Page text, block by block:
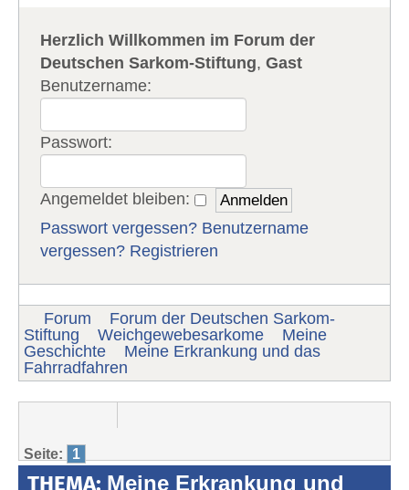
Herzlich Willkommen im Forum der
Deutschen Sarkom-Stiftung,Gast
Benutzername:
Passwort:
Angemeldet bleiben:
Passwort vergessen? Benutzername
vergessen? Registrieren
Forum
Forum der Deutschen Sarkom-
Stiftung
Weichgewebesarkome
Meine
Geschichte
Meine Erkrankung und das
Fahrradfahren
Seite: 1
THEMA: Meine Erkrankung und